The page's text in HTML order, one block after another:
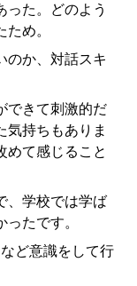
った。どのよう
め。
のか、対話スキ
できて刺激的だ
気持ちもありま
めて感じること
、学校では学ば
たです。
ど意識をして行